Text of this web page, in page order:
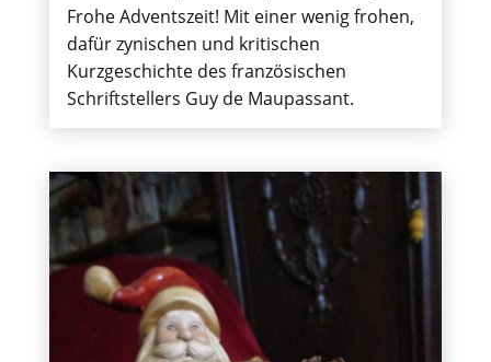
Frohe Adventszeit! Mit einer wenig frohen,
dafür zynischen und kritischen
Kurzgeschichte des französischen
Schriftstellers Guy de Maupassant.